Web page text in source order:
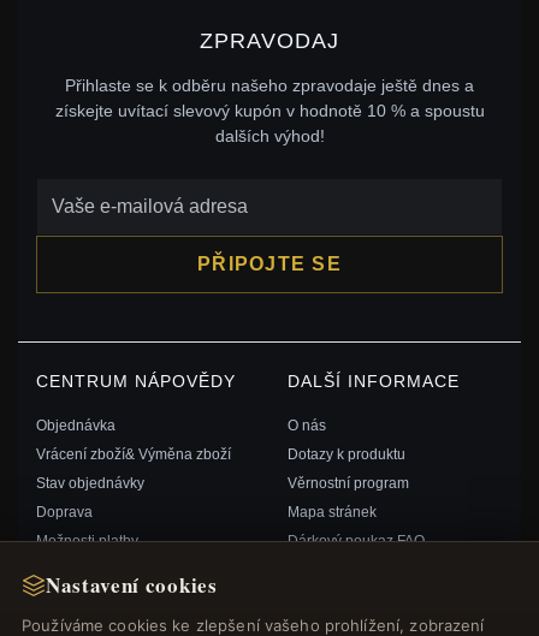
Nastavení cookies
Používáme cookies ke zlepšení vašeho prohlížení, zobrazení
ZPRAVODAJ
Přihlaste se k odběru našeho zpravodaje ještě dnes a
získejte uvítací slevový kupón v hodnotě 10 % a spoustu
dalších výhod!
PŘIPOJTE SE
CENTRUM NÁPOVĚDY
Objednávka
Vrácení zboží& Výměna zboží
Stav objednávky
Doprava
Možnosti platby
Kontaktujte nás
DALŠÍ INFORMACE
O nás
Dotazy k produktu
Věrnostní program
Mapa stránek
Dárkový poukaz FAQ